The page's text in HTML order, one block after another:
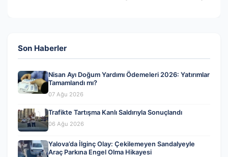
Son Haberler
Nisan Ayı Doğum Yardımı Ödemeleri 2026: Yatırımlar
Tamamlandı mı?
07 Ağu 2026
Trafikte Tartışma Kanlı Saldırıyla Sonuçlandı
06 Ağu 2026
Yalova’da İlginç Olay: Çekilemeyen Sandalyeyle
Araç Parkına Engel Olma Hikayesi